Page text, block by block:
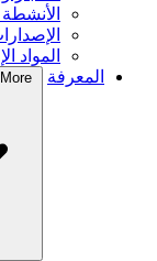
المواد
المعرفة